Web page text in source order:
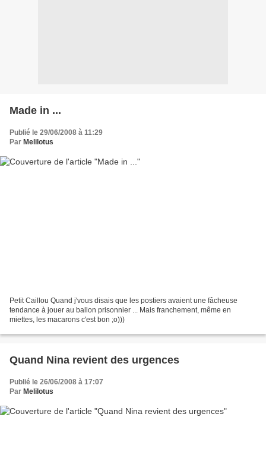
Made in ...
Publié le 29/06/2008 à 11:29
Par Melilotus
Petit Caillou Quand j'vous disais que les postiers avaient une fâcheuse
tendance à jouer au ballon prisonnier ... Mais franchement, même en
miettes, les macarons c'est bon ;o)))
Quand Nina revient des urgences
Publié le 26/06/2008 à 17:07
Par Melilotus